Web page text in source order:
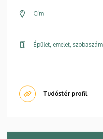
Cím
Épület, emelet, szobaszám
Tudóstér profil